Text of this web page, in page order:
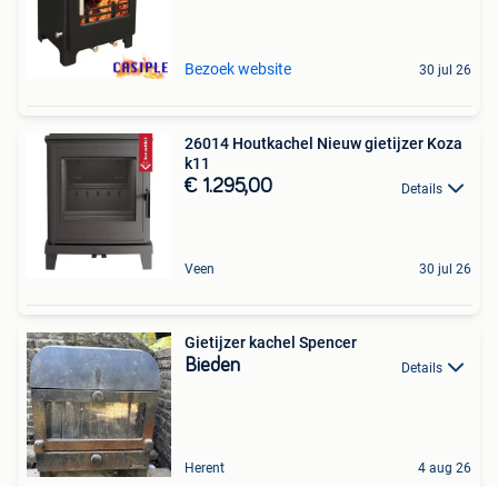
Bezoek website 30 jul 26
26014 Houtkachel Nieuw gietijzer Koza
k11
€ 1.295,00 Details
Veen 30 jul 26
Gietijzer kachel Spencer
Bieden Details
Herent 4 aug 26